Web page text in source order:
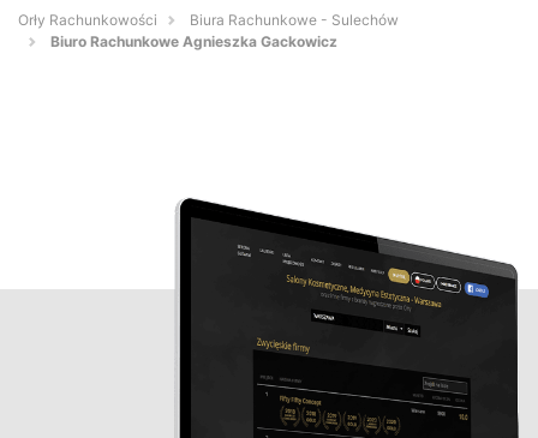
Orły Rachunkowości
Biura Rachunkowe - Sulechów
Biuro Rachunkowe Agnieszka Gackowicz